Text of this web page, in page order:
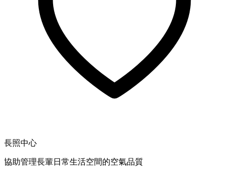
長照中心
協助管理長輩日常生活空間的空氣品質